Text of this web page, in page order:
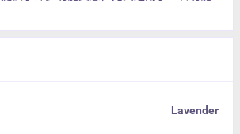
Lavender